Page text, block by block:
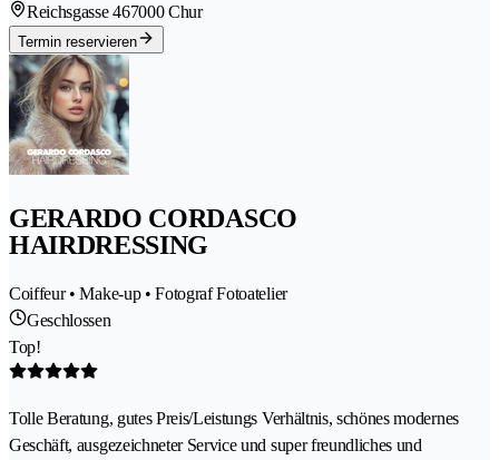
Reichsgasse 467000 Chur
Termin reservieren
GERARDO CORDASCO
HAIRDRESSING
Coiffeur • Make-up • Fotograf Fotoatelier
Geschlossen
Top!
Tolle Beratung, gutes Preis/Leistungs Verhältnis, schönes modernes
Geschäft, ausgezeichneter Service und super freundliches und